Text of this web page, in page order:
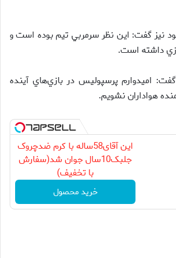
نيز گفت: اين نظر سرمربي تيم بوده است و
داشته است.
اميدوارم پرسپوليس در بازي‌هاي آينده
هواداران نشويم.
این آقای58ساله با کرم ضدچروک
جلبک10سال جوان شد(سفارش
با تخفیف)
خرید محصول